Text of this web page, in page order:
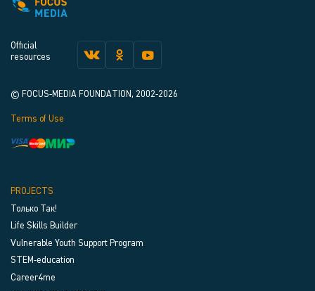
Official
resources
© FOCUS-MEDIA FOUNDATION, 2002-2026
Terms of Use
PROJECTS
Только Так!
Life Skills Builder
Vulnerable Youth Support Program
STEM-education
Career4me